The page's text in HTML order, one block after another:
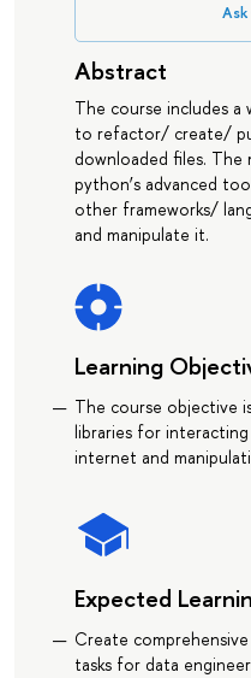
Abstract
The course includes
to refactor/ create/
downloaded files. The
python’s advanced
other frameworks/
and manipulate it.
Learning
The course objective
libraries for
internet and
Expected
Create
tasks for data